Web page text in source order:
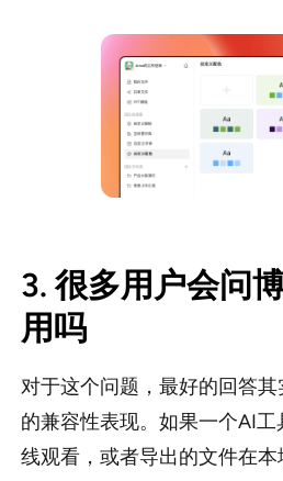
3. 很多用户会问
用吗
对于这个问题，最好的回答
的兼容性表现。如果一个AI
线观看，或者导出的文件在